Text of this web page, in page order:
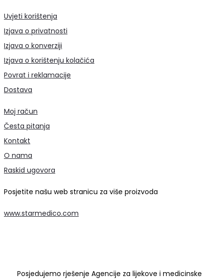
Uvjeti korištenja
Izjava o privatnosti
Izjava o konverziji
Izjava o korištenju kolačića
Povrat i reklamacije
Dostava
Moj račun
Česta pitanja
Kontakt
O nama
Raskid ugovora
Posjetite našu web stranicu za više proizvoda
www.starmedico.com
Posjedujemo rješenje Agencije za lijekove i medicinske